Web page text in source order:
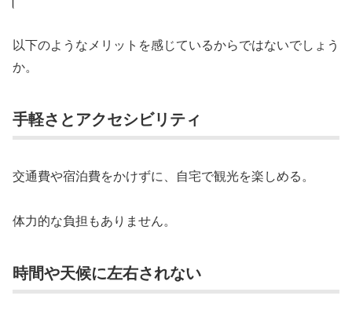
以下のようなメリットを感じているからではないでしょう
か。
手軽さとアクセシビリティ
交通費や宿泊費をかけずに、自宅で観光を楽しめる。
体力的な負担もありません。
時間や天候に左右されない